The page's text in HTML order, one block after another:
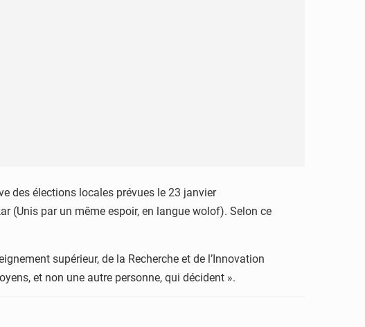
des élections locales prévues le 23 janvier
(Unis par un même espoir, en langue wolof). Selon ce
supérieur, de la Recherche et de l’Innovation
et non une autre personne, qui décident ».